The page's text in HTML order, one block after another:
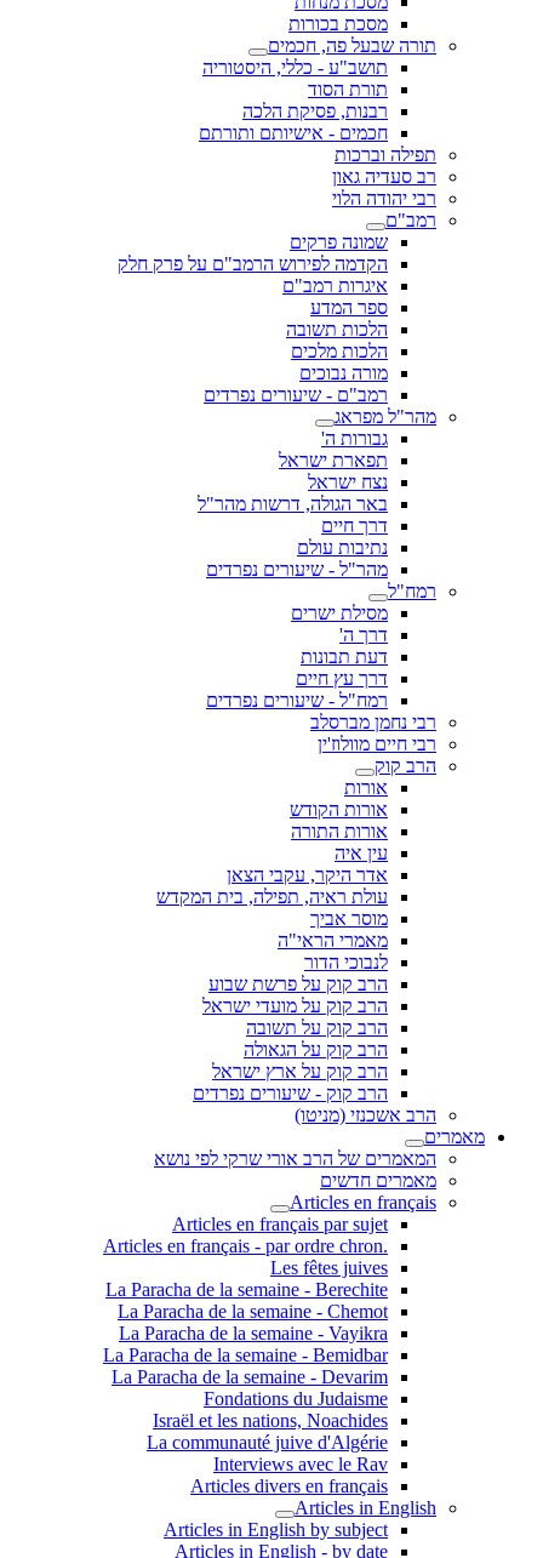
מסכת בכורות
תורה שבעל פה, חכמים
תושב"ע - כללי, היסטוריה
תורת הסוד
רבנות, פסיקת הלכה
חכמים - אישיותם ותורתם
תפילה וברכות
רב סעדיה גאון
רבי יהודה הלוי
רמב"ם
שמונה פרקים
הקדמה לפירוש הרמב"ם על פרק חלק
איגרות רמב"ם
ספר המדע
הלכות תשובה
הלכות מלכים
מורה נבוכים
רמב"ם - שיעורים נפרדים
מהר"ל מפראג
גבורות ה'
תפארת ישראל
נצח ישראל
באר הגולה, דרשות מהר"ל
דרך חיים
נתיבות עולם
מהר"ל - שיעורים נפרדים
רמח"ל
מסילת ישרים
דרך ה'
דעת תבונות
דרך עץ חיים
רמח"ל - שיעורים נפרדים
רבי נחמן מברסלב
רבי חיים מוולוז'ין
הרב קוק
אורות
אורות הקודש
אורות התורה
עין איה
אדר היקר, עקבי הצאן
עולת ראיה, תפילה, בית המקדש
מוסר אביך
מאמרי הראי"ה
לנבוכי הדור
הרב קוק על פרשת שבוע
הרב קוק על מועדי ישראל
הרב קוק על תשובה
הרב קוק על הגאולה
הרב קוק על ארץ ישראל
הרב קוק - שיעורים נפרדים
הרב אשכנזי (מניטו)
מאמרים
המאמרים של הרב אורי שרקי לפי נושא
מאמרים חדשים
Articles en français
Articles en français par sujet
.Articles en français - par ordre chron
Les fêtes juives
La Paracha de la semaine - Berechite
La Paracha de la semaine - Chemot
La Paracha de la semaine - Vayikra
La Paracha de la semaine - Bemidbar
La Paracha de la semaine - Devarim
Fondations du Judaisme
Israël et les nations, Noachides
La communauté juive d'Algérie
Interviews avec le Rav
Articles divers en français
Articles in English
Articles in English by subject
Articles in English - by date